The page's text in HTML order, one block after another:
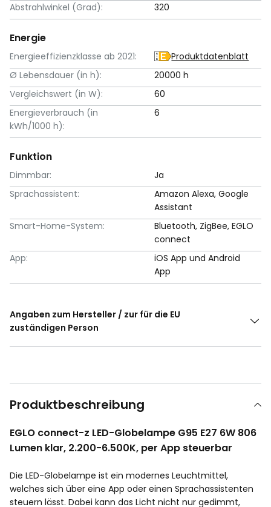
Abstrahlwinkel (Grad):
320
Energie
Energieeffizienzklasse ab 2021:
Produktdatenblatt
Ø Lebensdauer (in h):
20000 h
Vergleichswert (in W):
60
Energieverbrauch (in
kWh/1000 h):
6
Funktion
Dimmbar:
Ja
Sprachassistent:
Amazon Alexa, Google
Assistant
Smart-Home-System:
Bluetooth, ZigBee, EGLO
connect
App:
iOS App und Android
App
Angaben zum Hersteller / zur für die EU
zuständigen Person
Produktbeschreibung
EGLO connect-z LED-Globelampe G95 E27 6W 806
Lumen klar, 2.200-6.500K, per App steuerbar
Die LED-Globelampe ist ein modernes Leuchtmittel,
welches sich über eine App oder einen Sprachassistenten
steuern lässt. Dabei kann das Licht nicht nur gedimmt,